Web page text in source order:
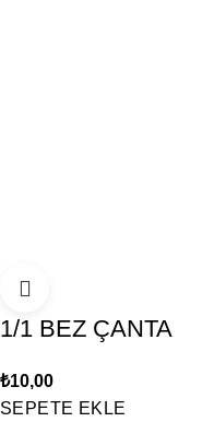
1/1 BEZ ÇANTA
₺10,00
SEPETE EKLE